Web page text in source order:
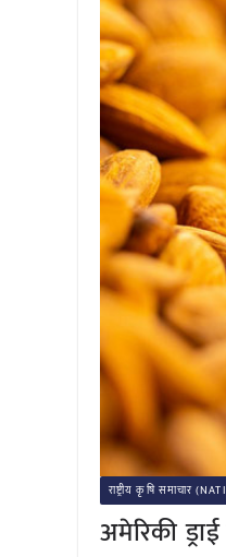
राष्ट्रीय कृषि समाचार
अमेरिकी